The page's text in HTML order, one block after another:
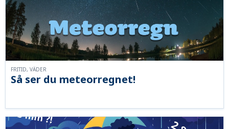
Så ser du meteorregnet!
FRITID, VÄDER